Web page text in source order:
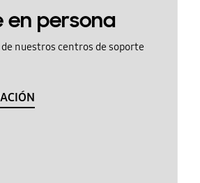
en persona
nuestros centros de soporte